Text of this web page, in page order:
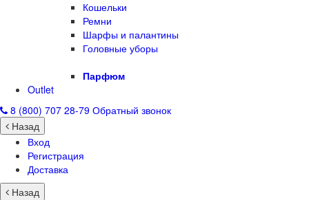
Кошельки
Ремни
Шарфы и палантины
Головные уборы
Парфюм
Outlet
8 (800) 707 28-79 Обратный звонок
Назад
Вход
Регистрация
Доставка
Назад